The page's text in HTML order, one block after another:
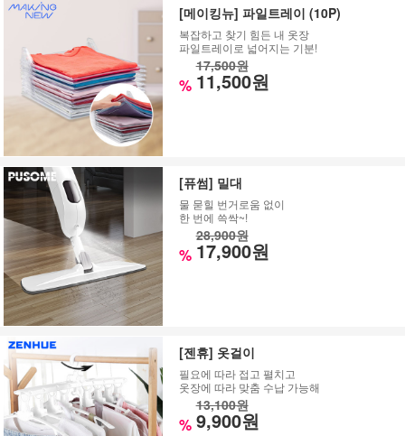
[메이킹뉴] 파일트레이 (10P)
복잡하고 찾기 힘든 내 옷장
파일트레이로 넓어지는 기분!
%
17,500원
11,500원
[퓨썸] 밀대
물 묻힐 번거로움 없이
한 번에 쓱싹~!
%
28,900원
17,900원
[젠휴] 옷걸이
필요에 따라 접고 펼치고
옷장에 따라 맞춤 수납 가능해
%
13,100원
9,900원